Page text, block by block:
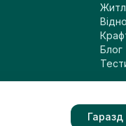
Блог
Гаразд